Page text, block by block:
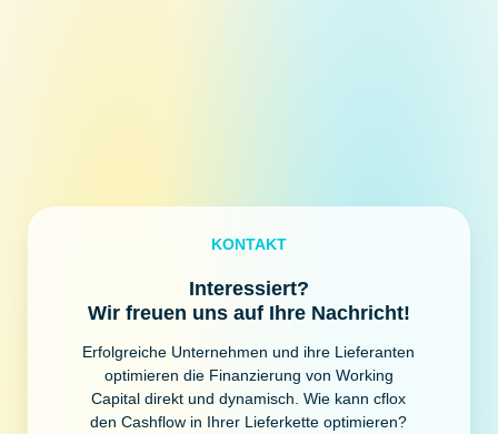
KONTAKT
Interessiert?
Wir freuen uns auf Ihre Nachricht!
Erfolgreiche Unternehmen und ihre Lieferanten
optimieren die Finanzierung von Working
Capital direkt und dynamisch. Wie kann cflox
den Cashflow in Ihrer Lieferkette optimieren?